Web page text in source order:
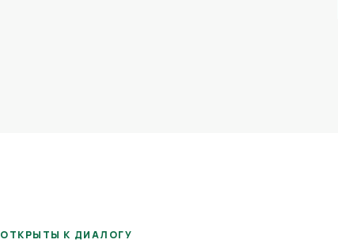
ОТКРЫТЫ К ДИАЛОГУ